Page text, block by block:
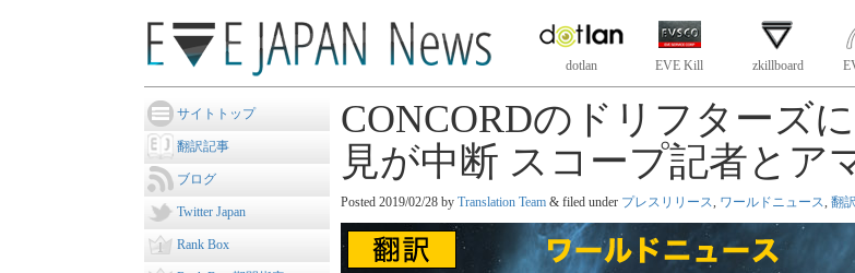
dotlan EVE Kill zkillboard
サイトトップ
翻訳記事
ブログ
Twitter Japan
Rank Box
CONCORDのドリフターズ
見が中断 スコープ記者とア
Posted 2019/02/28 by Translation Team & filed under プレスリリース, ワールドニュース, 翻